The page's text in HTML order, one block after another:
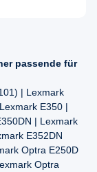
passende für
| Lexmark
E350 |
| Lexmark
E352DN
Optra E250D
Optra